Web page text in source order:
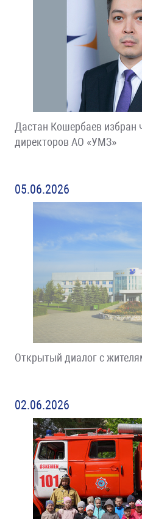
Дастан Кошербаев избран
директоров АО «УМЗ»
05.06.2026
Открытый диалог с
02.06.2026